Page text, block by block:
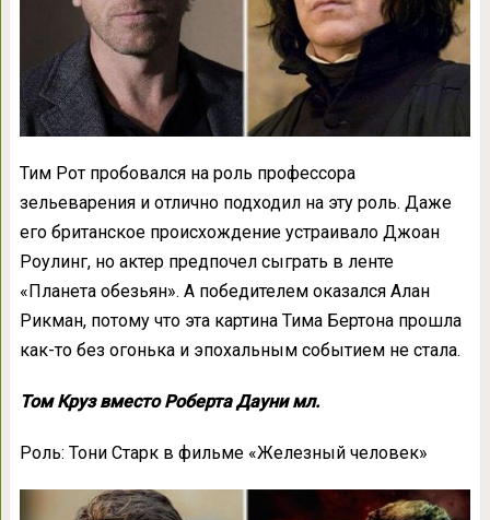
Тим Рот пробовался на роль профессора
зельеварения и отлично подходил на эту роль. Даже
его британское происхождение устраивало Джоан
Роулинг, но актер предпочел сыграть в ленте
«Планета обезьян». А победителем оказался Алан
Рикман, потому что эта картина Тима Бертона прошла
как-то без огонька и эпохальным событием не стала.
Том Круз вместо Роберта Дауни мл.
Роль: Тони Старк в фильме «Железный человек»